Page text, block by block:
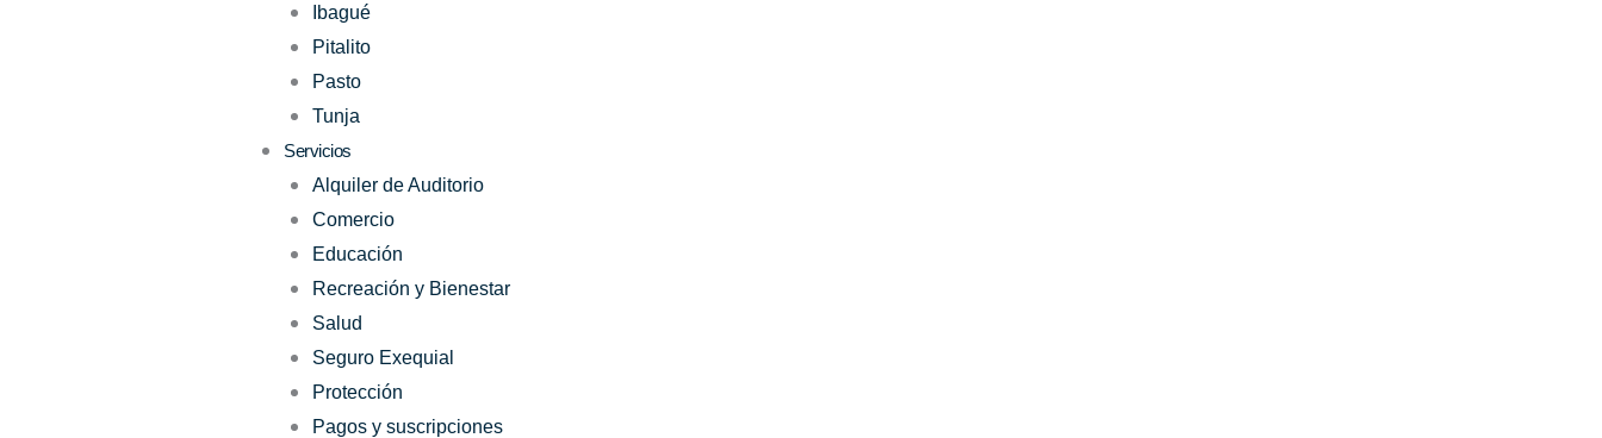
Ibagué
Pitalito
Pasto
Tunja
Servicios
Alquiler de Auditorio
Comercio
Educación
Recreación y Bienestar
Salud
Seguro Exequial
Protección
Pagos y suscripciones